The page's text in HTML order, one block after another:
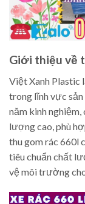
Giới thiệu về
Việt Xanh Plastic
trong lĩnh vực
năm kinh
lượng cao, phù
thu gom rác 660l
tiêu chuẩn chất
vệ môi trường